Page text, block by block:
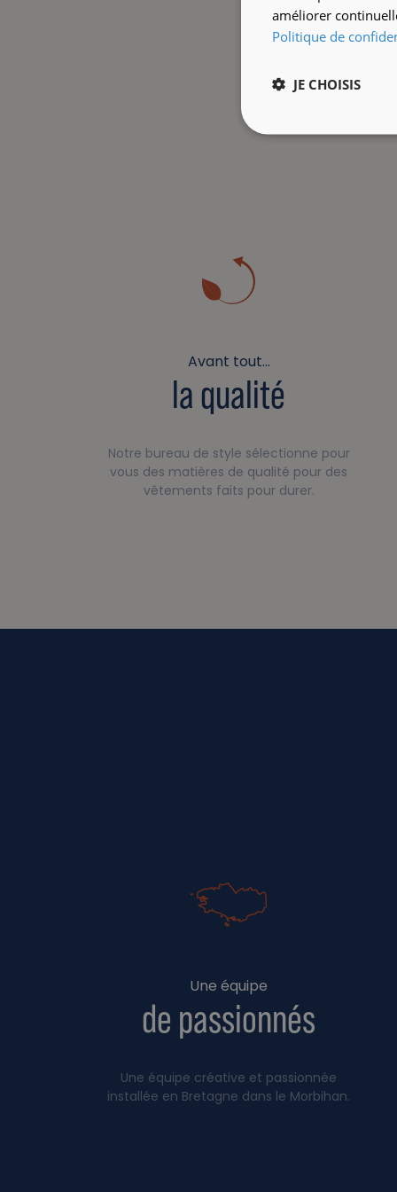
Avant tout…
la qualité
Notre bureau de style sélectionne pour
vous des matières de qualité pour des
vêtements faits pour durer.
Une équipe
de passionnés
Une équipe créative et passionnée
installée en Bretagne dans le Morbihan.
améliorer
Politique de
JE CHOISIS